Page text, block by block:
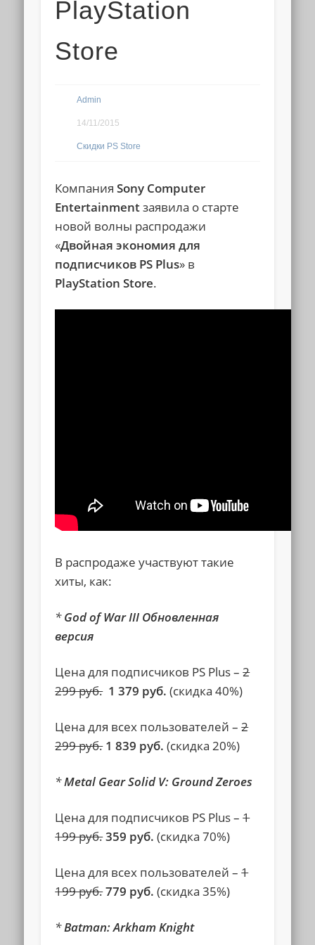
PlayStation
Store
Admin
14/11/2015
Скидки PS Store
КомпанияSony Computer
Entertainmentзаявила о старте
новой волны распродажи
«Двойная экономия для
подписчиков PS Plus» в
PlayStation Store.
В распродаже участвуют такие
хиты, как:
*God of War III Обновленная
версия
Цена для подписчиков PS Plus–2
299 руб. 1 379 руб.(скидка 40%)
Цена для всех пользователей –2
299 руб. 1 839 руб. (скидка 20%)
*Metal Gear Solid V: Ground Zeroes
Цена для подписчиков PS Plus–1
199 руб.359 руб.(скидка 70%)
Цена для всех пользователей –1
199 руб.779 руб. (скидка 35%)
*Batman: Arkham Knight